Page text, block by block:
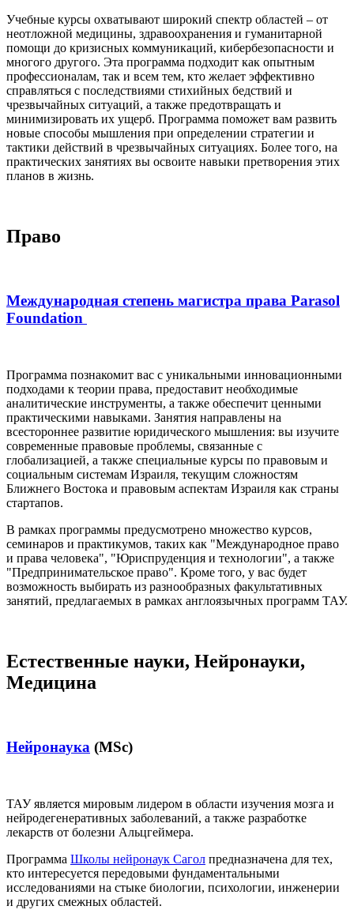
Учебные курсы охватывают широкий спектр областей – от
неотложной медицины, здравоохранения и гуманитарной
помощи до кризисных коммуникаций, кибербезопасности и
многого другого. Эта программа подходит как опытным
профессионалам, так и всем тем, кто желает эффективно
справляться с последствиями стихийных бедствий и
чрезвычайных ситуаций, а также предотвращать и
минимизировать их ущерб. Программа поможет вам развить
новые способы мышления при определении стратегии и
тактики действий в чрезвычайных ситуациях. Более того, на
практических занятиях вы освоите навыки претворения этих
планов в жизнь.
Право
Международная степень магистра права Parasol
Foundation
Программа познакомит вас с уникальными инновационными
подходами к теории права, предоставит необходимые
аналитические инструменты, а также обеспечит ценными
практическими навыками. Занятия направлены на
всестороннее развитие юридического мышления: вы изучите
современные правовые проблемы, связанные с
глобализацией, а также специальные курсы по правовым и
социальным системам Израиля, текущим сложностям
Ближнего Востока и правовым аспектам Израиля как страны
стартапов.
В рамках программы предусмотрено множество курсов,
семинаров и практикумов, таких как "Международное право
и права человека", "Юриспруденция и технологии", а также
"Предпринимательское право". Кроме того, у вас будет
возможность выбирать из разнообразных факультативных
занятий, предлагаемых в рамках англоязычных программ ТАУ.
Естественные науки, Нейронауки,
Медицина
Нейронаука (MSc)
ТАУ является мировым лидером в области изучения мозга и
нейродегенеративных заболеваний, а также разработке
лекарств от болезни Альцгеймера.
Программа Школы нейронаук Сагол предназначена для тех,
кто интересуется передовыми фундаментальными
исследованиями на стыке биологии, психологии, инженерии
и других смежных областей.